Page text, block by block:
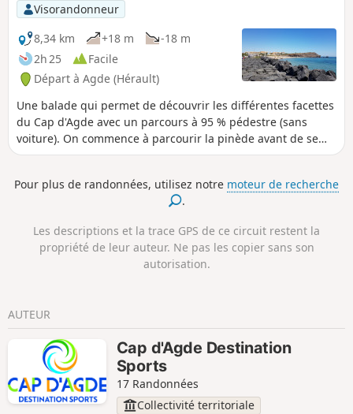
Visorandonneur
8,34 km
+18 m
-18 m
2h 25
Facile
Départ à Agde (Hérault)
Une balade qui permet de découvrir les différentes facettes
du Cap d'Agde avec un parcours à 95 % pédestre (sans
voiture). On commence à parcourir la pinède avant de se
balader sur les quais. Ensuite, ce sont la digue et les
Pour plus de randonnées, utilisez notre moteur de recherche
.
Les descriptions et la trace GPS de ce circuit restent la
propriété de leur auteur. Ne pas les copier sans son
autorisation.
AUTEUR
Cap d'Agde Destination
Sports
17 Randonnées
Collectivité territoriale